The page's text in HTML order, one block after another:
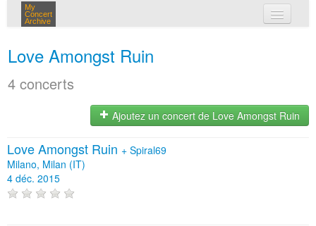
My
Concert
Archive
Love Amongst Ruin
4 concerts
Ajoutez un concert de Love Amongst Ruin
Love Amongst Ruin + Spiral69
Milano, Milan (IT)
4 déc. 2015